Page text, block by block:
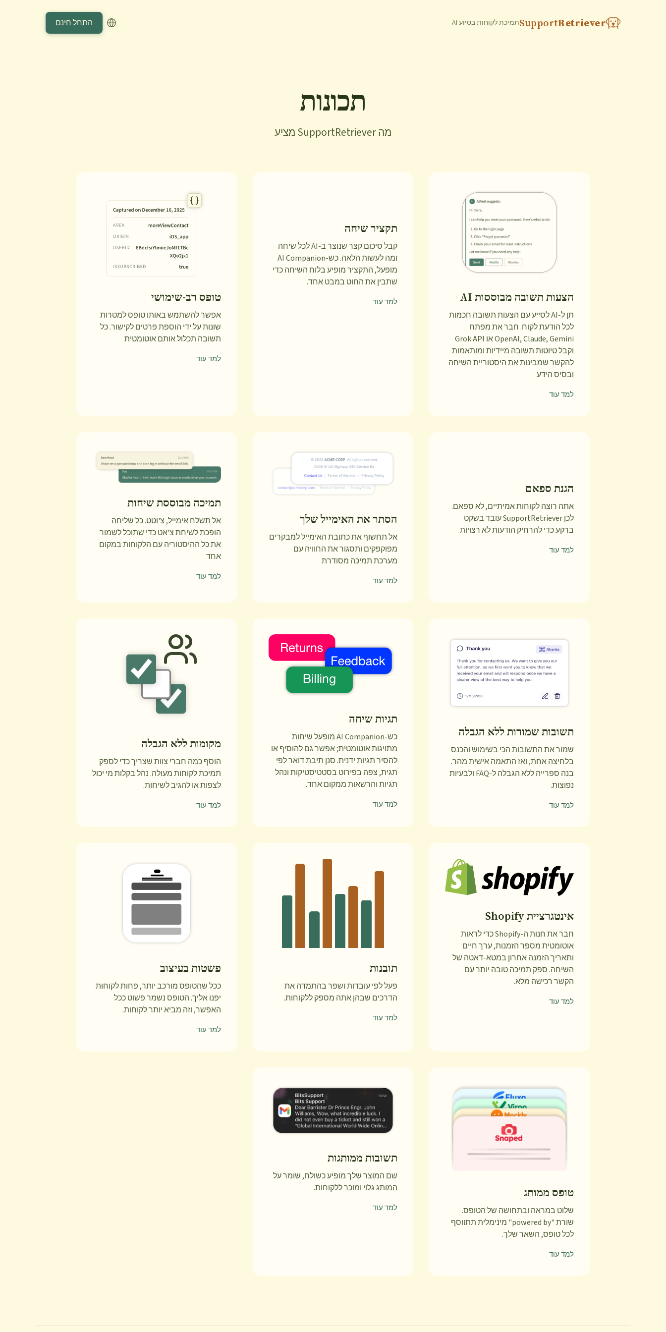
SupportRetriever תמיכת לקוחות בסיוע AI התחל חינם
תכונות
מה SupportRetriever מציע
הצעות תשובה מבוססות AI
תן ל-AI לסייע עם הצעות תשובה חכמות
לכל הודעת לקוח. חבר את מפתח
OpenAI, Claude, Gemini או Grok API
וקבל טיוטות תשובה מיידיות ומותאמות
להקשר שמבינות את היסטוריית השיחה
ובסיס הידע
למד עוד
תקציר שיחה
קבל סיכום קצר שנוצר ב-AI לכל שיחה
ומה לעשות הלאה. כש-AI Companion
מופעל, התקציר מופיע בלוח השיחה כדי
שתבין את החוט במבט אחד.
למד עוד טופס רב-שימושי
אפשר להשתמש באותו טופס למטרות
שונות על ידי הוספת פרטים לקישור. כל
תשובה תכלול אותם אוטומטית
למד עוד
הגנת ספאם
אתה רוצה לקוחות אמיתיים, לא ספאם.
לכן SupportRetriever עובד בשקט
ברקע כדי להרחיק הודעות לא רצויות
למד עוד
הסתר את האימייל שלך
אל תחשוף את כתובת האימייל למבקרים
מפוקפקים ותסגור את החוויה עם
מערכת תמיכה מסודרת
למד עוד
תמיכה מבוססת שיחות
אל תשלח אימייל, צ'וטט. כל שליחה
הופכת לשיחת צ'אט כדי שתוכל לשמור
את כל ההיסטוריה עם הלקוחות במקום
אחד
למד עוד
תשובות שמורות ללא הגבלה
שמור את התשובות הכי בשימוש והכנס
בלחיצה אחת, ואז התאמה אישית מהר.
בנה ספרייה ללא הגבלה ל-FAQ ולבעיות
נפוצות.
למד עוד
תגיות שיחה
כש-AI Companion מופעל שיחות
מתויגות אוטומטית; אפשר גם להוסיף או
להסיר תגיות ידנית. סנן תיבת דואר לפי
תגית, צפה בפירוט בסטטיסטיקות ונהל
תגיות והרשאות ממקום אחד.
למד עוד
מקומות ללא הגבלה
הוסף כמה חברי צוות שצריך כדי לספק
תמיכת לקוחות מעולה. נהל בקלות מי יכול
לצפות או להגיב לשיחות.
למד עוד
אינטגרציית Shopify
חבר את חנות ה-Shopify כדי לראות
אוטומטית מספר הזמנות, ערך חיים
ותאריך הזמנה אחרון במטא-דאטה של
השיחה. ספק תמיכה טובה יותר עם
הקשר רכישה מלא.
למד עוד
תובנות
פעל לפי עובדות ושפר בהתמדה את
הדרכים שבהן אתה מספק ללקוחות.
למד עוד
פשטות בעיצוב
ככל שהטופס מורכב יותר, פחות לקוחות
יפנו אליך. הטופס נשמר פשוט ככל
האפשר, וזה מביא יותר לקוחות.
למד עוד
טופס ממותג
שלוט במראה ובתחושה של הטופס.
שורת "powered by" מינימלית תתווסף
לכל טופס, השאר שלך.
למד עוד
תשובות ממותגות
שם המוצר שלך מופיע כשולח, שומר על
המותג גלוי ומוכר ללקוחות.
למד עוד